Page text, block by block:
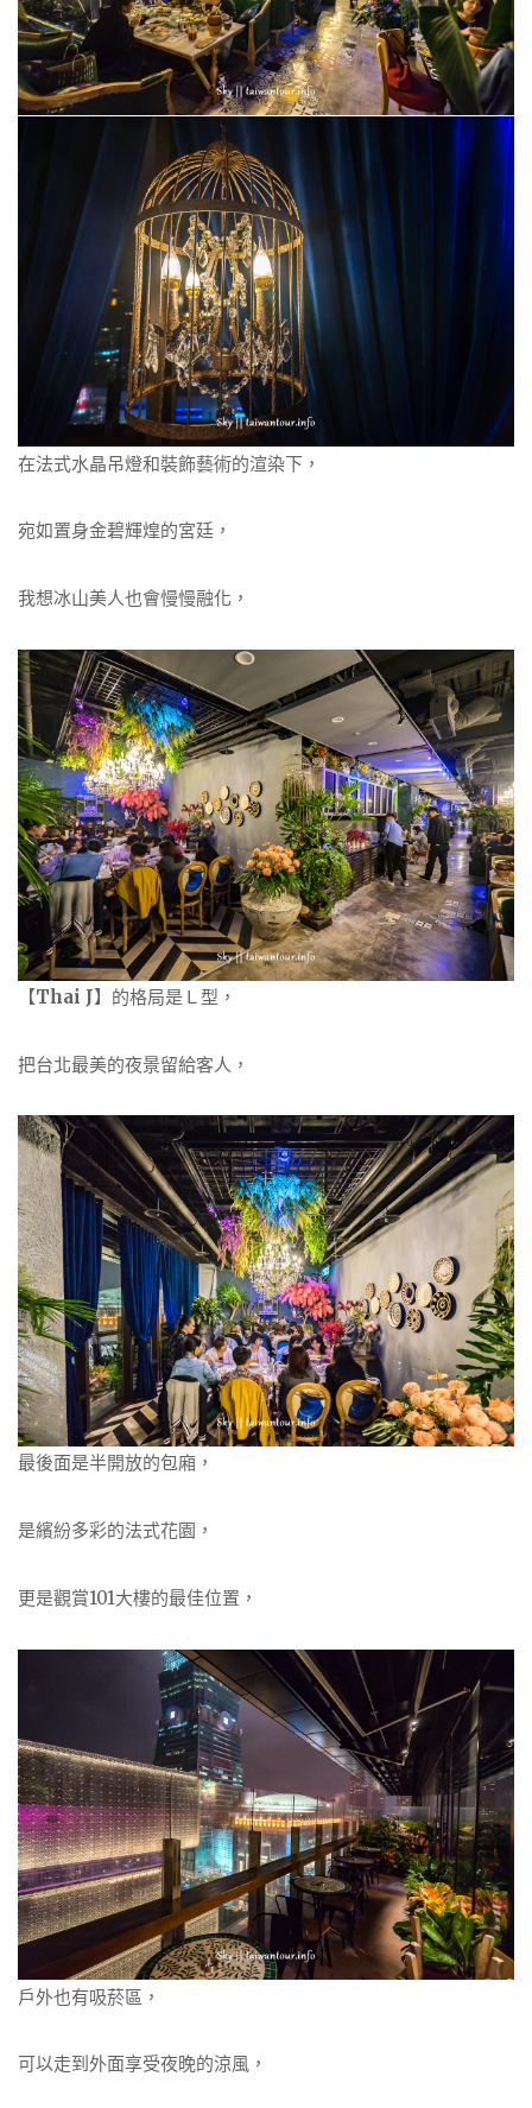
在法式水晶吊燈和裝飾藝術的渲染下，
宛如置身金碧輝煌的宮廷，
我想冰山美人也會慢慢融化，
【Thai J】的格局是Ｌ型，
把台北最美的夜景留給客人，
最後面是半開放的包廂，
是繽紛多彩的法式花園，
更是觀賞101大樓的最佳位置，
戶外也有吸菸區，
可以走到外面享受夜晚的涼風，